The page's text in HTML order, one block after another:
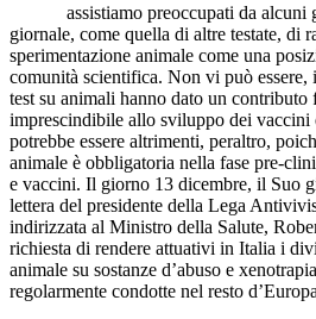
assistiamo preoccupati da alcuni
giornale, come quella di altre testate, di
sperimentazione animale come una
comunità scientifica. Non vi può
test su animali hanno dato un contributo
imprescindibile allo sviluppo dei
potrebbe essere altrimenti, peraltro,
animale è obbligatoria nella fase pre-
e vaccini. Il giorno 13 dicembre, il Suo
lettera del presidente della Lega
indirizzata al Ministro della Salute,
richiesta di rendere attuativi in Italia i
animale su sostanze d’abuso e
regolarmente condotte nel resto